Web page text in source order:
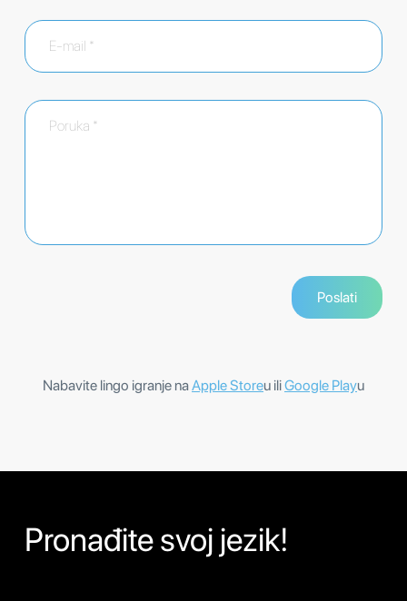
Nabavite lingo igranje naApple Storeu iliGoogle Playu
Pronađite svoj jezik!